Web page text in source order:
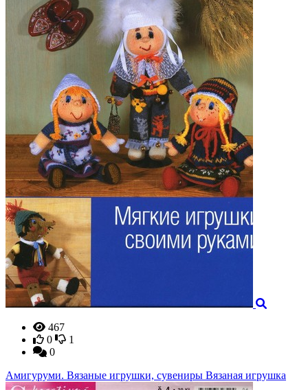
467
0
1
0
Амигуруми. Вязаные игрушки, сувениры Вязаная игрушка